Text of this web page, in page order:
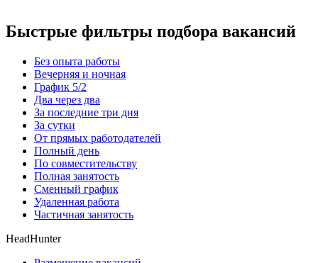
Быстрые фильтры подбора вакансий
Без опыта работы
Вечерняя и ночная
График 5/2
Два через два
За последние три дня
За сутки
От прямых работодателей
Полный день
По совместительству
Полная занятость
Сменный график
Удаленная работа
Частичная занятость
HeadHunter